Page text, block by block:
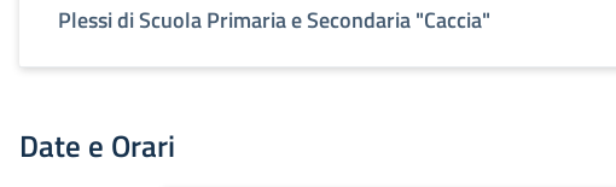
Plessi di Scuola Primaria e Secondaria "Caccia"
Date e Orari